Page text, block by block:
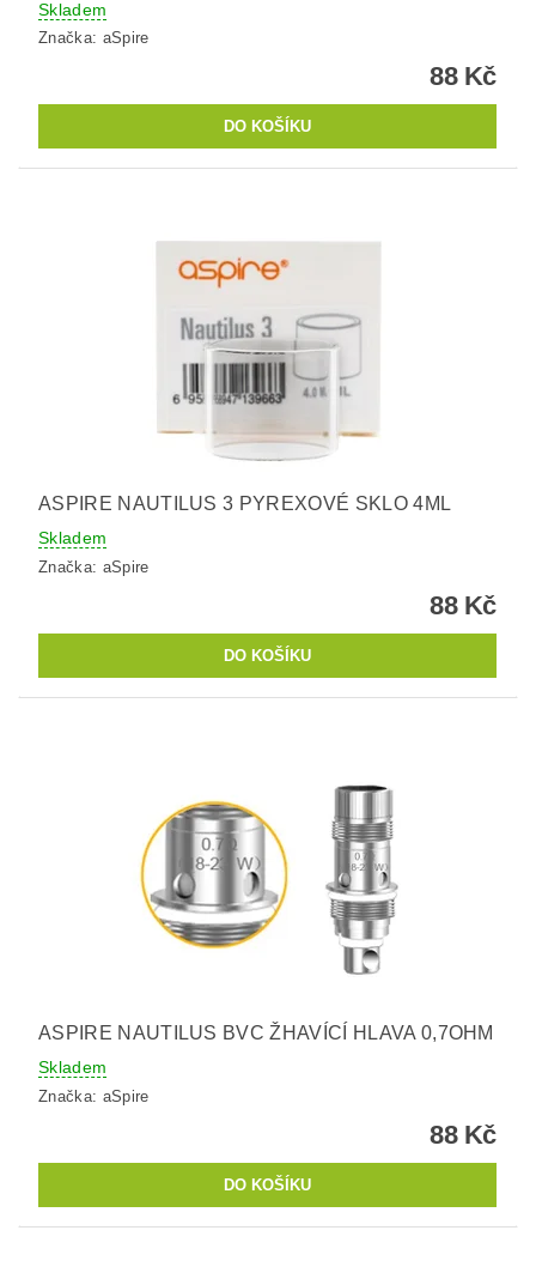
Skladem
Značka: aSpire
88 Kč
ASPIRE NAUTILUS 3 PYREXOVÉ SKLO 4ML
Skladem
Značka: aSpire
88 Kč
ASPIRE NAUTILUS BVC ŽHAVÍCÍ HLAVA 0,7OHM
Skladem
Značka: aSpire
88 Kč